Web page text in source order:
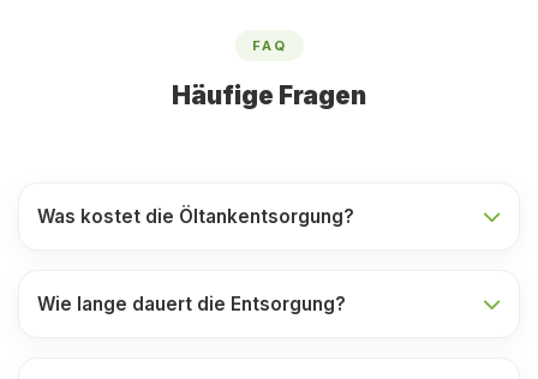
FAQ
Häufige Fragen
Was kostet die Öltankentsorgung?
Wie lange dauert die Entsorgung?